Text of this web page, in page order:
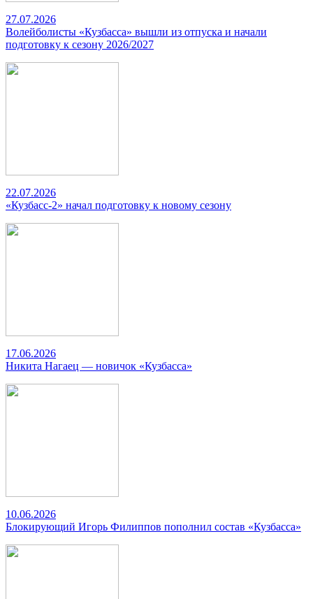
27.07.2026
Волейболисты «Кузбасса» вышли из отпуска и начали
подготовку к сезону 2026/2027
22.07.2026
«Кузбасс-2» начал подготовку к новому сезону
17.06.2026
Никита Нагаец — новичок «Кузбасса»
10.06.2026
Блокирующий Игорь Филиппов пополнил состав «Кузбасса»